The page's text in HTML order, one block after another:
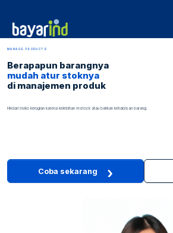
MANAGE PRODUCTS
Berapapun barangnya
mudah atur stoknya
di manajemen produk
Hindari risiko kerugian karena kelebihan restock atau bahkan kehabisan barang.
Coba sekarang